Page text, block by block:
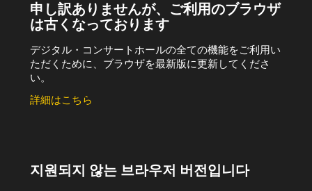
申し訳ありませんが、ご利用のブラウザ
は古くなっております
デジタル・コンサートホールの全ての機能をご利用い
ただくために、ブラウザを最新版に更新してくださ
い。
詳細はこちら
지원되지 않는 브라우저 버전입니다